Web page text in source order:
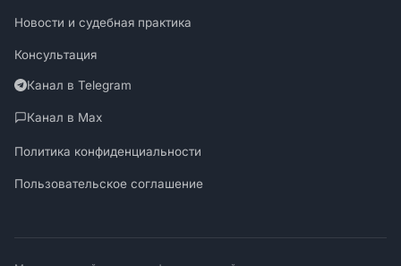
Новости и судебная практика
Консультация
Канал в Telegram
Канал в Max
Политика конфиденциальности
Пользовательское соглашение